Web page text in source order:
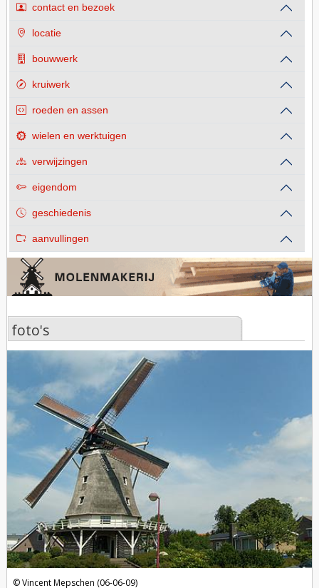
contact en bezoek
locatie
bouwwerk
kruiwerk
roeden en assen
wielen en werktuigen
verwijzingen
eigendom
geschiedenis
aanvullingen
foto's
foto's
Vincent Mepschen (06-06-09)